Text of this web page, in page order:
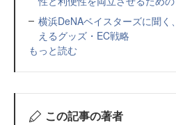
横浜DeNAベイスターズに聞く
えるグッズ・EC戦略
もっと読む
この記事の著者